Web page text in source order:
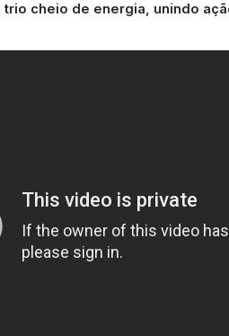
cheio de energia, unindo